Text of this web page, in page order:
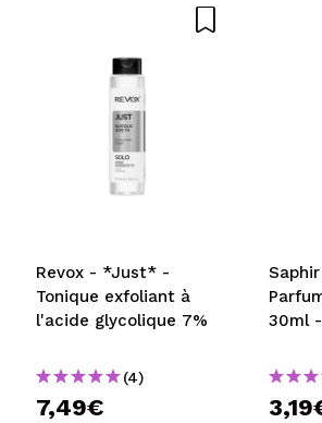
Revox - *Just* -
Tonique exfoliant à
l'acide glycolique 7%
(4)
7,49€
30ml